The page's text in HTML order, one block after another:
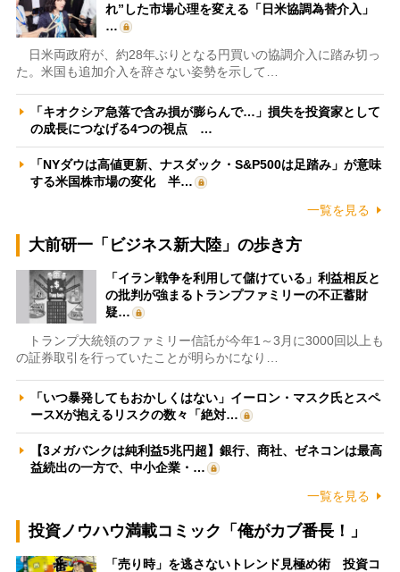
れ”した市場心理を変える「日米協調為替介入」
…
日米両政府が、約28年ぶりとなる円買いの協調介入に踏み切っ
た。米国も追加介入を辞さない姿勢を示して…
「キオクシア急落で含み損が膨らんで…」損失を投資家として
の成長につなげる4つの視点 …
「NYダウは高値更新、ナスダック・S&P500は足踏み」が意味
する米国株市場の変化 半…
一覧を見る
大前研一「ビジネス新大陸」の歩き方
「イラン戦争を利用して儲けている」利益相反と
の批判が強まるトランプファミリーの不正蓄財
疑…
トランプ大統領のファミリー信託が今年1～3月に3000回以上も
の証券取引を行っていたことが明らかになり…
「いつ暴発してもおかしくはない」イーロン・マスク氏とスペ
ースXが抱えるリスクの数々「絶対…
【3メガバンクは純利益5兆円超】銀行、商社、ゼネコンは最高
益続出の一方で、中小企業・…
一覧を見る
投資ノウハウ満載コミック「俺がカブ番長！」
「売り時」を逃さないトレンド見極め術 投資コ